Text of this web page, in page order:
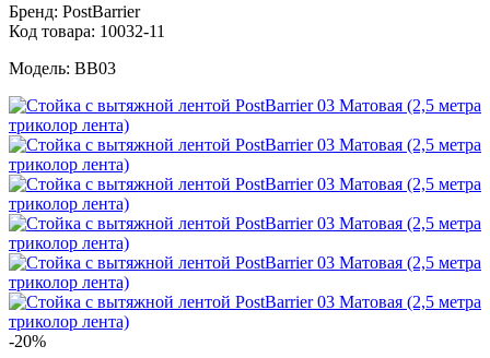
Бренд: PostBarrier
Код товара: 10032-11
Модель: BB03
-20%